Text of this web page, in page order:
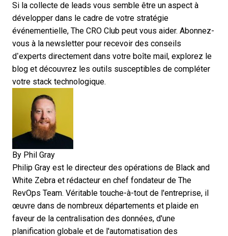
Si la collecte de leads vous semble être un aspect à
développer dans le cadre de votre stratégie
événementielle, The CRO Club peut vous aider. Abonnez-
vous à la newsletter pour recevoir des conseils
d’experts directement dans votre boîte mail, explorez le
blog et découvrez les outils susceptibles de compléter
votre stack technologique.
By Phil Gray
Philip Gray est le directeur des opérations de Black and
White Zebra et rédacteur en chef fondateur de The
RevOps Team. Véritable touche-à-tout de l'entreprise, il
œuvre dans de nombreux départements et plaide en
faveur de la centralisation des données, d'une
planification globale et de l'automatisation des